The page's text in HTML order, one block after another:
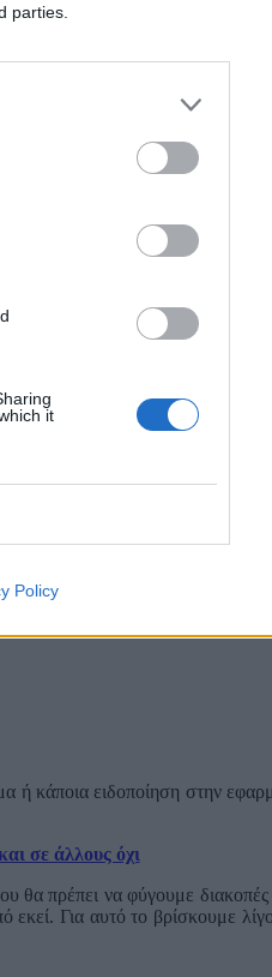
parties.
it
Policy
ή κάποια ειδοποίηση στην
σε άλλους όχι
θα πρέπει να φύγουμε
Για αυτό το βρίσκουμε